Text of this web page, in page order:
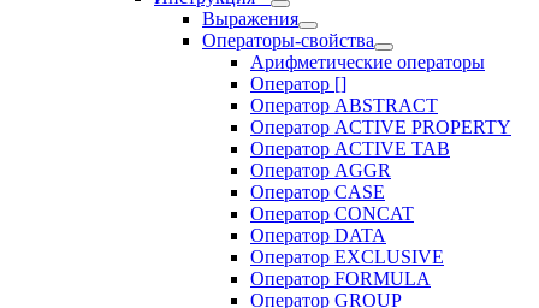
Выражения
Операторы-свойства
Арифметические операторы
Оператор []
Оператор ABSTRACT
Оператор ACTIVE PROPERTY
Оператор ACTIVE TAB
Оператор AGGR
Оператор CASE
Оператор CONCAT
Оператор DATA
Оператор EXCLUSIVE
Оператор FORMULA
Оператор GROUP